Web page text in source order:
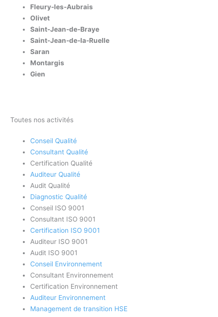
Fleury-les-Aubrais
Olivet
Saint-Jean-de-Braye
Saint-Jean-de-la-Ruelle
Saran
Montargis
Gien
Toutes nos activités
Conseil Qualité
Consultant Qualité
Certification Qualité
Auditeur Qualité
Audit Qualité
Diagnostic Qualité
Conseil ISO 9001
Consultant ISO 9001
Certification ISO 9001
Auditeur ISO 9001
Audit ISO 9001
Conseil Environnement
Consultant Environnement
Certification Environnement
Auditeur Environnement
Management de transition HSE